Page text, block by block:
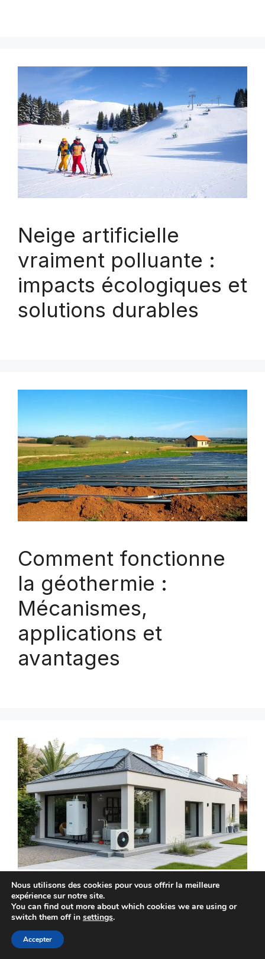
Neige artificielle
vraiment polluante :
impacts écologiques et
solutions durables
Comment fonctionne
la géothermie :
Mécanismes,
applications et
avantages
Cumuler chaudière à
condensation et
Nous utilisons des cookies pour vous offrir la meilleure
expérience sur notre site.
You can find out more about which cookies we are using or
switch them off in settings.
Accepter